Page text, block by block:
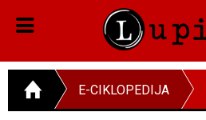
E-CIKLOPEDIJA